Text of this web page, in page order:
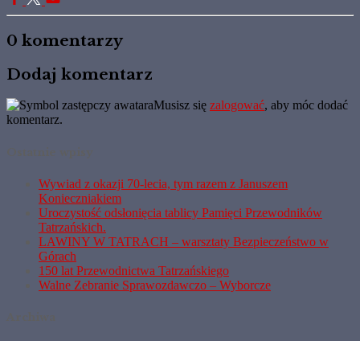
0 komentarzy
Dodaj komentarz
Musisz się zalogować, aby móc dodać
komentarz.
Wywiad z okazji 70-lecia, tym razem z Januszem
Konieczniakiem
Uroczystość odsłonięcia tablicy Pamięci Przewodników
Tatrzańskich.
LAWINY W TATRACH – warsztaty Bezpieczeństwo w
Górach
150 lat Przewodnictwa Tatrzańskiego
Walne Zebranie Sprawozdawczo – Wyborcze